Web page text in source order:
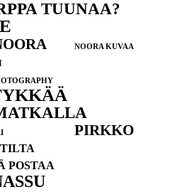
TUUNAA?
NOORA KUVAA
PIRKKO
POSTAA